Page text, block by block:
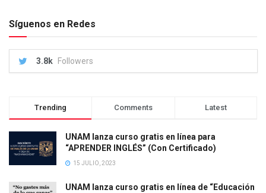
Síguenos en Redes
3.8k Followers
Trending Comments Latest
UNAM lanza curso gratis en línea para
“APRENDER INGLÉS” (Con Certificado)
15 JULIO, 2023
UNAM lanza curso gratis en línea de “Educación